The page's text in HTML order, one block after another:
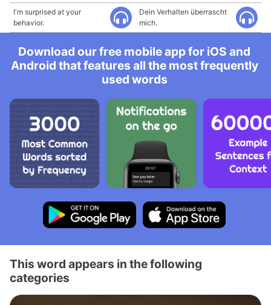
I'm surprised at your
behavior.
Dein Verhalten überrascht
mich.
Download our free mobile app for iOS and
Android that features all the most frequently
used words
This word appears in the following
categories